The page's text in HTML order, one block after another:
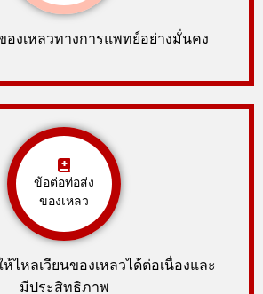
องเหลวทางการแพทย์อย่างมั่นคง
ข้อต่อท่อส่ง
ของเหลว
ไหลเวียนของเหลวได้ต่อเนื่องและ
มีประสิทธิภาพ